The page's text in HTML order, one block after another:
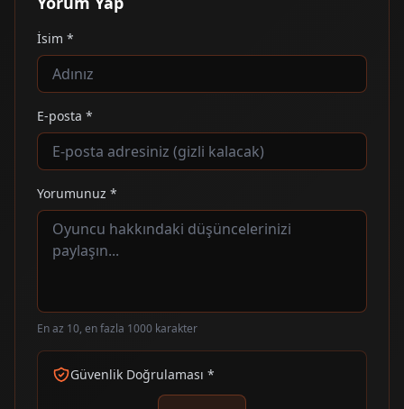
İsim *
E-posta *
Yorumunuz *
En az 10, en fazla 1000 karakter
Güvenlik Doğrulaması *